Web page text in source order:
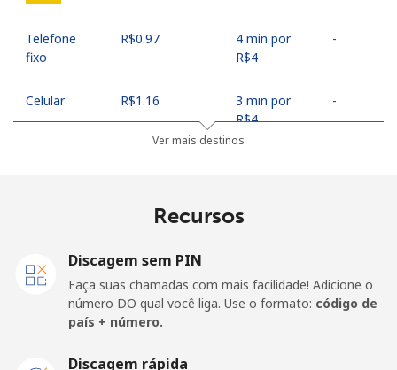
Telefone
fixo
⁦R$0.97⁩
4 min por
⁦R$4⁩
-
Celular ⁦R$1.16⁩
3 min por
⁦R$4⁩
-
4 min por
Celular
⁦R$4⁩
Ver mais destinos
Recursos
Discagem sem PIN
Faça suas chamadas com mais facilidade! Adicione o
número DO qual você liga. Use o formato: código de
país + número.
Discagem rápida